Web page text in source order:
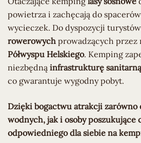
powietrza i zachęcają do
wycieczek. Do dyspozycji
rowerowych prowadzących przez
Półwyspu Helskiego. Kemping
niezbędną infrastrukturę
co gwarantuje wygodny pobyt.
Dzięki bogactwu atrakcji zarówno
wodnych, jak i osoby poszukujące
odpowiedniego dla siebie na